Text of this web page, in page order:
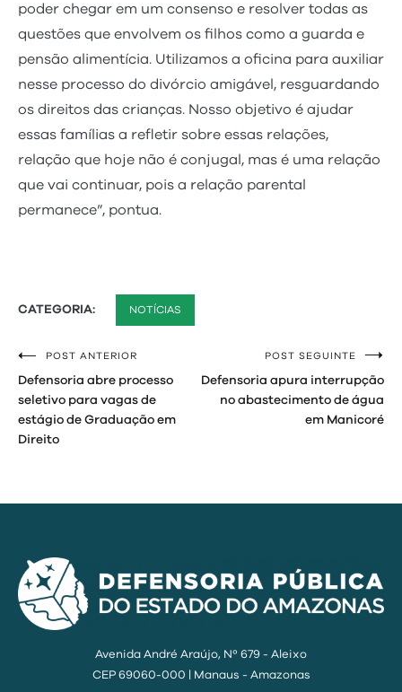
poder chegar em um consenso e resolver todas as
questões que envolvem os filhos como a guarda e
pensão alimentícia. Utilizamos a oficina para auxiliar
nesse processo do divórcio amigável, resguardando
os direitos das crianças. Nosso objetivo é ajudar
essas famílias a refletir sobre essas relações,
relação que hoje não é conjugal, mas é uma relação
que vai continuar, pois a relação parental
permanece”, pontua.
CATEGORIA: NOTÍCIAS
Navegação
de
Post
POST ANTERIOR
Defensoria abre processo
seletivo para vagas de
estágio de Graduação em
Direito
POST SEGUINTE
Defensoria apura interrupção
no abastecimento de água
em Manicoré
Avenida André Araújo, Nº 679 - Aleixo
CEP 69060-000 | Manaus - Amazonas